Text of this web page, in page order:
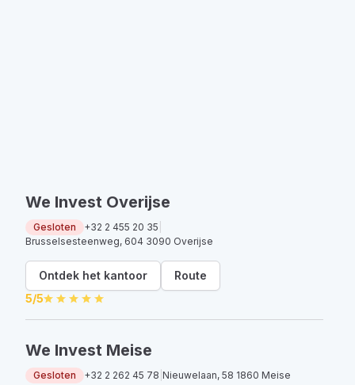
We Invest Overijse
Gesloten +32 2 455 20 35
Brusselsesteenweg, 604 3090 Overijse
Ontdek het kantoor
Route
5/5
We Invest Meise
Gesloten +32 2 262 45 78 Nieuwelaan, 58 1860 Meise